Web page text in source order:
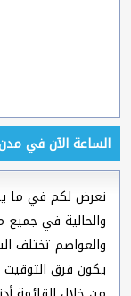
الساعة الآن في
نعرض لكم في ما
والحالية في
والعواصم تختلف
يكون فرق